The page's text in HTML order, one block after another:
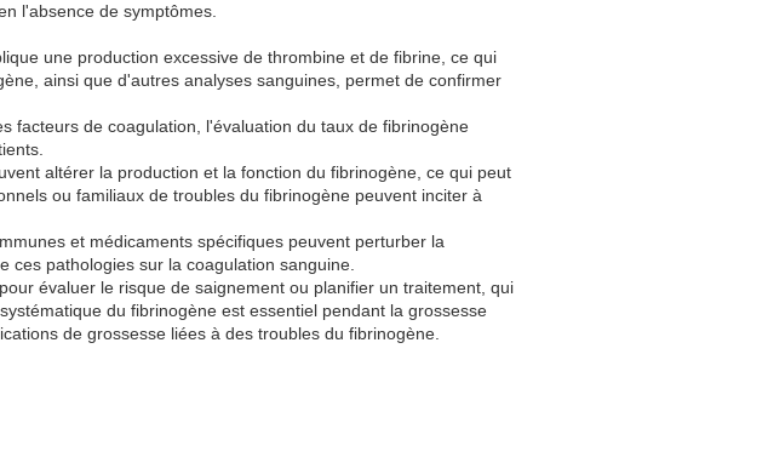
l'absence de symptômes.
une production excessive de thrombine et de fibrine, ce qui
ainsi que d'autres analyses sanguines, permet de confirmer
facteurs de coagulation, l'évaluation du taux de fibrinogène
altérer la production et la fonction du fibrinogène, ce qui peut
ou familiaux de troubles du fibrinogène peuvent inciter à
et médicaments spécifiques peuvent perturber la
ces pathologies sur la coagulation sanguine.
évaluer le risque de saignement ou planifier un traitement, qui
du fibrinogène est essentiel pendant la grossesse
de grossesse liées à des troubles du fibrinogène.